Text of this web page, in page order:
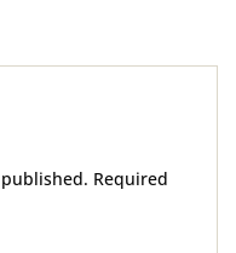
Required